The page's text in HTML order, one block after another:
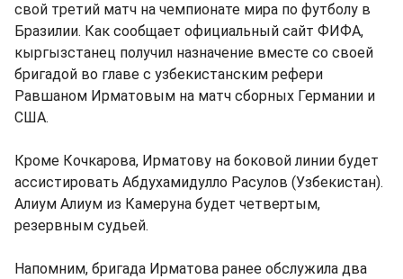
свой третий матч на чемпионате мира по футболу в
Бразилии. Как сообщает официальный сайт ФИФА,
кыргызстанец получил назначение вместе со своей
бригадой во главе с узбекистанским рефери
Равшаном Ирматовым на матч сборных Германии и
США.
Кроме Кочкарова, Ирматову на боковой линии будет
ассистировать Абдухамидулло Расулов (Узбекистан).
Алиум Алиум из Камеруна будет четвертым,
резервным судьей.
Напомним, бригада Ирматова ранее обслужила два